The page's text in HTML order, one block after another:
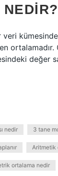
değer
nedir 3 tane
Aritmetik
ortalama nedir